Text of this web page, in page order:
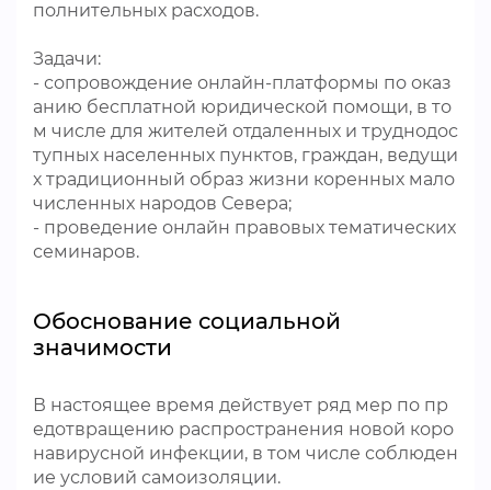
полнительных расходов.
Задачи:
- сопровождение онлайн-платформы по оказ
анию бесплатной юридической помощи, в то
м числе для жителей отдаленных и труднодос
тупных населенных пунктов, граждан, ведущи
х традиционный образ жизни коренных мало
численных народов Севера;
- проведение онлайн правовых тематических
семинаров.
Обоснование социальной
значимости
В настоящее время действует ряд мер по пр
едотвращению распространения новой коро
навирусной инфекции, в том числе соблюден
ие условий самоизоляции.